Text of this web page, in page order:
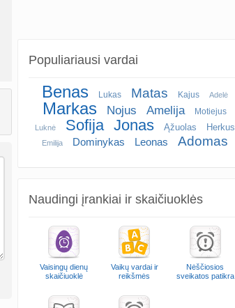
Populiariausi vardai
Benas Lukas Matas Kajus Adelė
Markas Nojus Amelija Motiejus
Luknė Sofija Jonas Ąžuolas Herkus
Emilija Dominykas Leonas Adomas
Naudingi įrankiai ir skaičiuoklės
Vaisingų dienų
skaičiuoklė
Vaikų vardai ir
reikšmės
Nėščiosios
sveikatos patikra